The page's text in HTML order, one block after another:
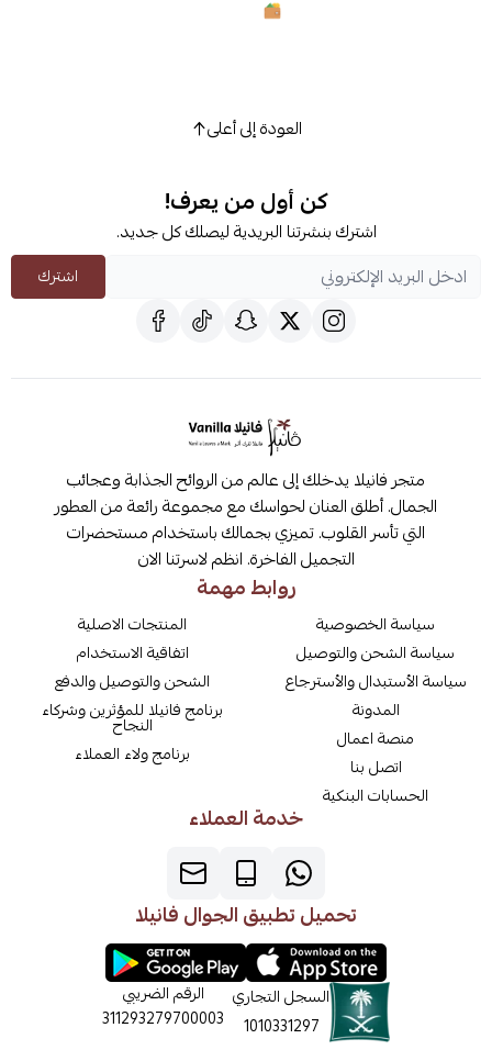
العودة إلى أعلى
كن أول من يعرف!
اشترك بنشرتنا البريدية ليصلك كل جديد.
اشترك
متجر فانيلا يدخلك إلى عالم من الروائح الجذابة وعجائب
الجمال. أطلق العنان لحواسك مع مجموعة رائعة من العطور
التي تأسر القلوب. تميزي بجمالك باستخدام مستحضرات
التجميل الفاخرة. انظم لاسرتنا الان
روابط مهمة
سياسة الخصوصية
سياسة الشحن والتوصيل
سياسة الأستبدال والأسترجاع
المدونة
منصة اعمال
اتصل بنا
الحسابات البنكية
المنتجات الاصلية
اتفاقية الاستخدام
الشحن والتوصيل والدفع
برنامج فانيلا للمؤثرين وشركاء
النجاح
برنامج ولاء العملاء
خدمة العملاء
تحميل تطبيق الجوال فانيلا
السجل التجاري
1010331297
الرقم الضريبي
311293279700003